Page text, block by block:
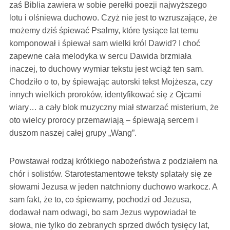
zaś Biblia zawiera w sobie perełki poezji najwyższego
lotu i olśniewa duchowo. Czyż nie jest to wzruszające, że
możemy dziś śpiewać Psalmy, które tysiące lat temu
komponował i śpiewał sam wielki król Dawid? I choć
zapewne cała melodyka w sercu Dawida brzmiała
inaczej, to duchowy wymiar tekstu jest wciąż ten sam.
Chodziło o to, by śpiewając autorski tekst Mojżesza, czy
innych wielkich proroków, identyfikować się z Ojcami
wiary… a cały blok muzyczny miał stwarzać misterium, że
oto wielcy prorocy przemawiają – śpiewają sercem i
duszom naszej całej grupy „Wang”.
Powstawał rodzaj krótkiego nabożeństwa z podziałem na
chór i solistów. Starotestamentowe teksty splatały się ze
słowami Jezusa w jeden natchniony duchowo warkocz. A
sam fakt, że to, co śpiewamy, pochodzi od Jezusa,
dodawał nam odwagi, bo sam Jezus wypowiadał te
słowa, nie tylko do zebranych sprzed dwóch tysięcy lat,